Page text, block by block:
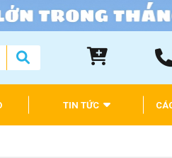
TIN TỨC